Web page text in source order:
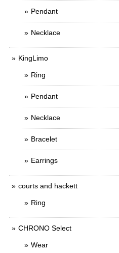
Pendant
Necklace
KingLimo
Ring
Pendant
Necklace
Bracelet
Earrings
courts and hackett
Ring
CHRONO Select
Wear